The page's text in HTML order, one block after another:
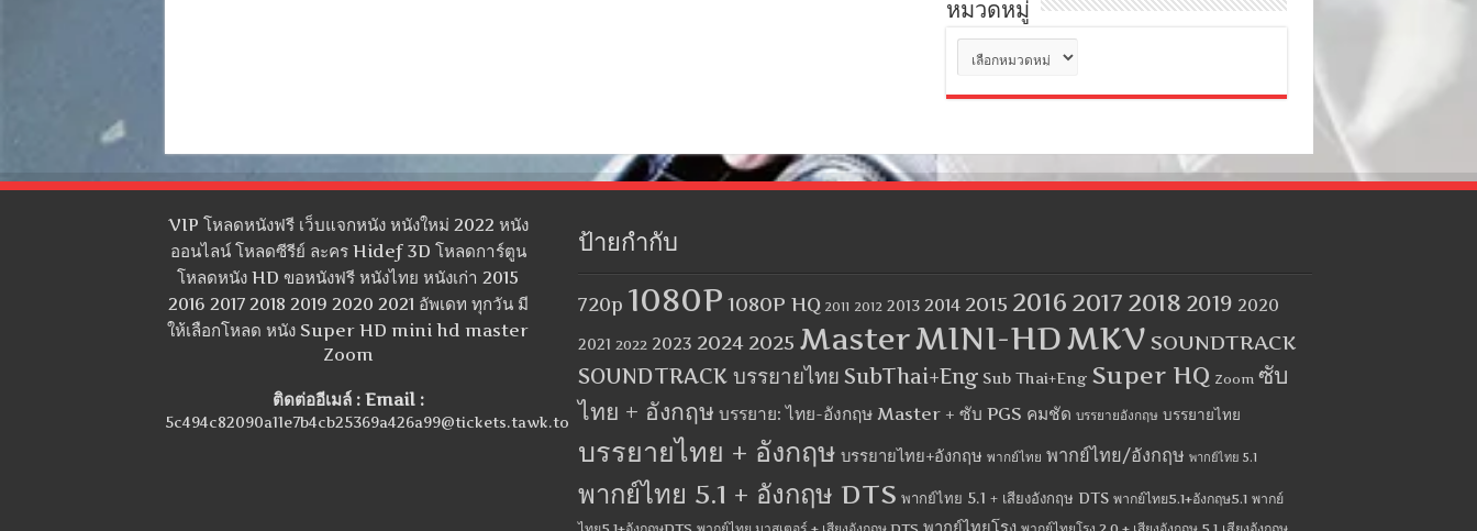
หมวดหมู่
หมู่
VIP โหลดหนังฟรี เว็บแจกหนัง หนังใหม่ 2022 หนัง
ออนไลน์ โหลดซีรีย์ ละคร Hidef 3D โหลดการ์ตูน
โหลดหนัง HD ขอหนังฟรี หนังไทย หนังเก่า 2015
2016 2017 2018 2019 2020 2021 อัพเดท ทุกวัน มี
ให้เลือกโหลด หนัง Super HD mini hd master
Zoom
ติดต่ออีเมล์ : Email :
5c494c82090a11e7b4cb25369a426a99@tickets.tawk.to
ป้ายกำกับ
720p 1080P 1080P HQ 2011 2012 2013 2014 2015 2016 2017 2018 2019 2020
2021 2022 2023 2024 2025 MasterMINI-HDMKV SOUNDTRACK
SOUNDTRACK บรรยายไทย SubThai+Eng Sub Thai+Eng Super HQ Zoom ซับ
ไทย + อังกฤษ บรรยาย: ไทย-อังกฤษ Master + ซับ PGS คมชัด บรรยายอังกฤษ บรรยายไทย
บรรยายไทย + อังกฤษ บรรยายไทย+อังกฤษ พากย์ไทย พากย์ไทย/อังกฤษ พากย์ไทย 5.1
พากย์ไทย 5.1 + อังกฤษ DTS พากย์ไทย 5.1 + เสียงอังกฤษ DTS พากย์ไทย5.1+อังกฤษ5.1 พากย์